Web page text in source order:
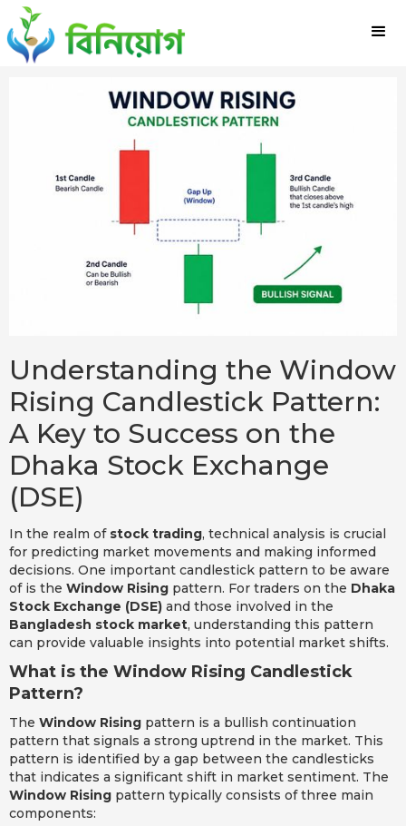
Understanding the Window
Rising Candlestick Pattern:
A Key to Success on the
Dhaka Stock Exchange
(DSE)
In the realm of stock trading, technical analysis is crucial
for predicting market movements and making informed
decisions. One important candlestick pattern to be aware
of is the Window Rising pattern. For traders on the Dhaka
Stock Exchange (DSE) and those involved in the
Bangladesh stock market, understanding this pattern
can provide valuable insights into potential market shifts.
What is the Window Rising Candlestick
Pattern?
The Window Rising pattern is a bullish continuation
pattern that signals a strong uptrend in the market. This
pattern is identified by a gap between the candlesticks
that indicates a significant shift in market sentiment. The
Window Rising pattern typically consists of three main
components: